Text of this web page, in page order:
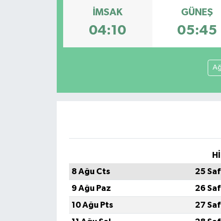
İMSAK
04:10
GÜNEŞ
05:45
8 Ağu Cts
25
9 Ağu Paz
26
10 Ağu Pts
27